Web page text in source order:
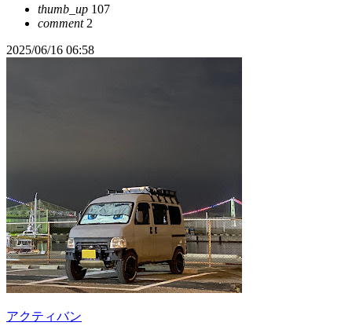
thumb_up 107
comment2
2025/06/16 06:58
アクティバン